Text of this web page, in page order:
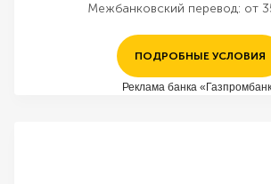
Межбанковский перевод: от
ПОДРОБНЫЕ УСЛОВИЯ
Реклама банка